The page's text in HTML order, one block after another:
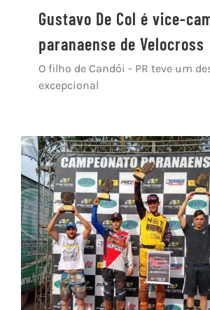
Gustavo De Col é vice-
paranaense de Velocross
O filho de Candói - PR teve um
excepcional